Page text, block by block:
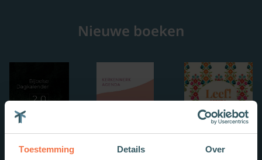
Toestemming Details Over
Nieuwe boeken